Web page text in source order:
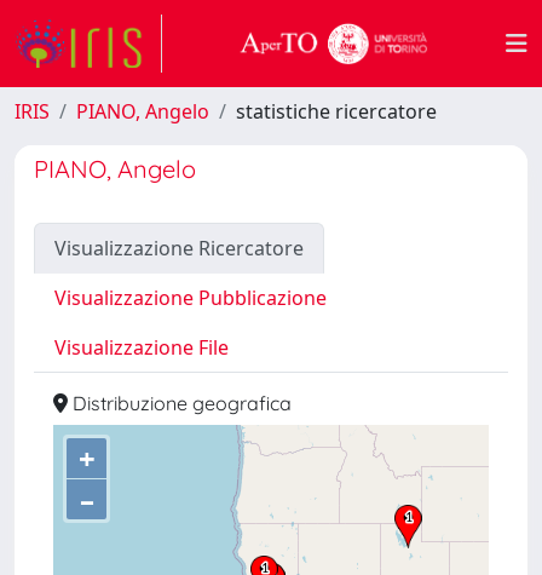
IRIS PIANO, Angelo statistiche ricercatore
PIANO, Angelo
Visualizzazione Ricercatore
Visualizzazione Pubblicazione
Visualizzazione File
Distribuzione geografica
+
–